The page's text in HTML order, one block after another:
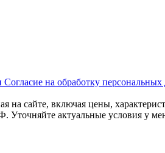
Согласие на обработку
на сайте, включая цены,
Уточняйте актуальные условия у